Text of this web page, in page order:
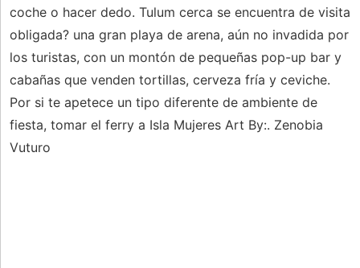
coche o hacer dedo. Tulum cerca se encuentra de visita
obligada? una gran playa de arena, aún no invadida por
los turistas, con un montón de pequeñas pop-up bar y
cabañas que venden tortillas, cerveza fría y ceviche.
Por si te apetece un tipo diferente de ambiente de
fiesta, tomar el ferry a Isla Mujeres Art By:. Zenobia
Vuturo